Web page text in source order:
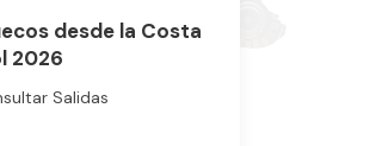
desde la Costa
2026
Salidas